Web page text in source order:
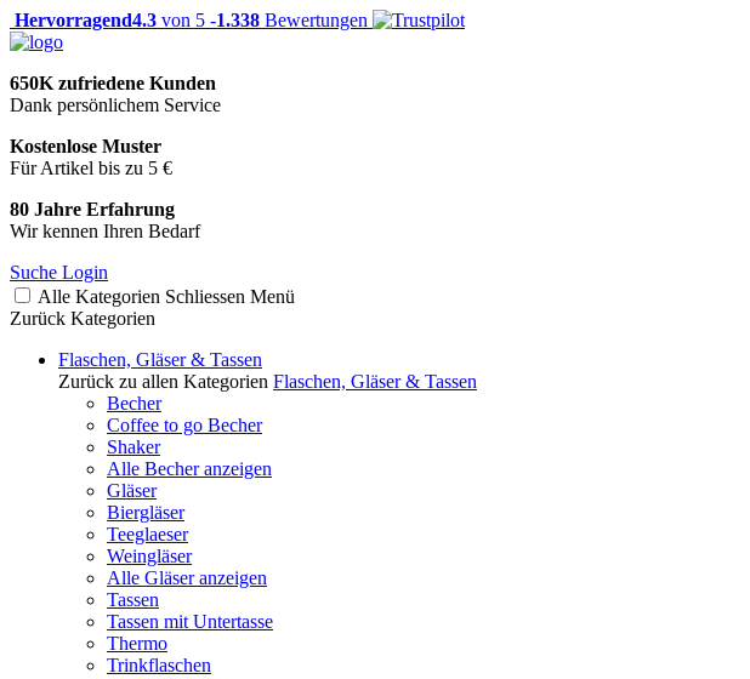
Hervorragend4.3 von 5 -1.338 Bewertungen
650K zufriedene Kunden
Dank persönlichem Service
Kostenlose Muster
Für Artikel bis zu 5 €
80 Jahre Erfahrung
Wir kennen Ihren Bedarf
Suche Login
Alle Kategorien Schliessen Menü
Zurück Kategorien
Flaschen, Gläser & Tassen
Zurück zu allen Kategorien Flaschen, Gläser & Tassen
Becher
Coffee to go Becher
Shaker
Alle Becher anzeigen
Gläser
Biergläser
Teeglaeser
Weingläser
Alle Gläser anzeigen
Tassen
Tassen mit Untertasse
Thermo
Trinkflaschen